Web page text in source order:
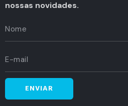
nossas novidades.